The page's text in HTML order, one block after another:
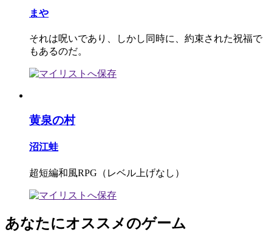
まや
それは呪いであり、しかし同時に、約束された祝福で
もあるのだ。
黄泉の村
沼江蛙
超短編和風RPG（レベル上げなし）
あなたにオススメのゲーム